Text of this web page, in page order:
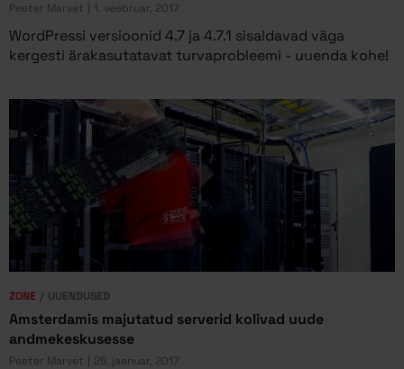
Peeter Marvet 1. veebruar, 2017
WordPressi versioonid 4.7 ja 4.7.1 sisaldavad väga
kergesti ärakasutatavat turvaprobleemi - uuenda kohe!
ZONE UUENDUSED
Amsterdamis majutatud serverid kolivad uude
andmekeskusesse
Peeter Marvet 25. jaanuar, 2017